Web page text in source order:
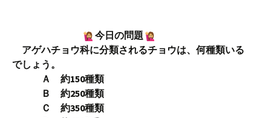
今日の問題
アゲハチョウ科に分類されるチョウは、何種類いる
でしょう。
Ａ 約150種類
Ｂ 約250種類
Ｃ 約350種類